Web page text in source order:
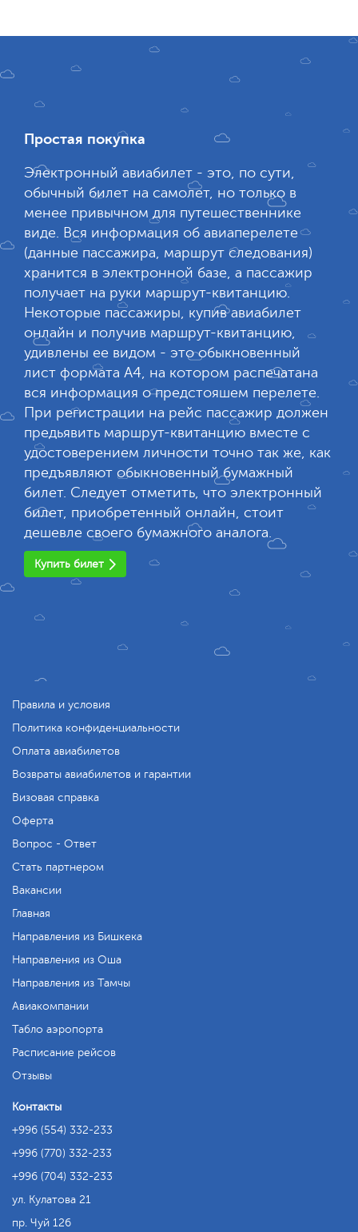
Простая покупка
Электронный авиабилет - это, по сути,
обычный билет на самолет, но только в
менее привычном для путешественнике
виде. Вся информация об авиаперелете
(данные пассажира, маршрут следования)
хранится в электронной базе, а пассажир
получает на руки маршрут-квитанцию.
Некоторые пассажиры, купив авиабилет
онлайн и получив маршрут-квитанцию,
удивлены ее видом - это обыкновенный
лист формата А4, на котором распечатана
вся информация о предстояшем перелете.
При регистрации на рейс пассажир должен
предьявить маршрут-квитанцию вместе с
удостоверением личности точно так же, как
предъявляют обыкновенный бумажный
билет. Следует отметить, что электронный
билет, приобретенный онлайн, стоит
дешевле своего бумажного аналога.
Купить билет
Правила и условия
Политика конфиденциальности
Оплата авиабилетов
Возвраты авиабилетов и гарантии
Визовая справка
Оферта
Вопрос - Ответ
Стать партнером
Вакансии
Главная
Направления из Бишкека
Направления из Оша
Направления из Тамчы
Авиакомпании
Табло аэропорта
Расписание рейсов
Отзывы
Контакты
+996 (554) 332-233
+996 (770) 332-233
+996 (704) 332-233
ул. Кулатова 21
пр. Чуй 126